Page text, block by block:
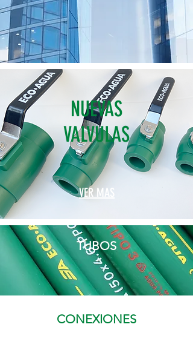
NUEVAS
VALVULAS
VER MAS
TUBOS
CONEXIONES